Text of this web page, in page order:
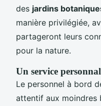
des jardins
manière privilégiée,
partageront leurs
pour la nature.
Un service
Le personnel à bord
attentif aux moindres